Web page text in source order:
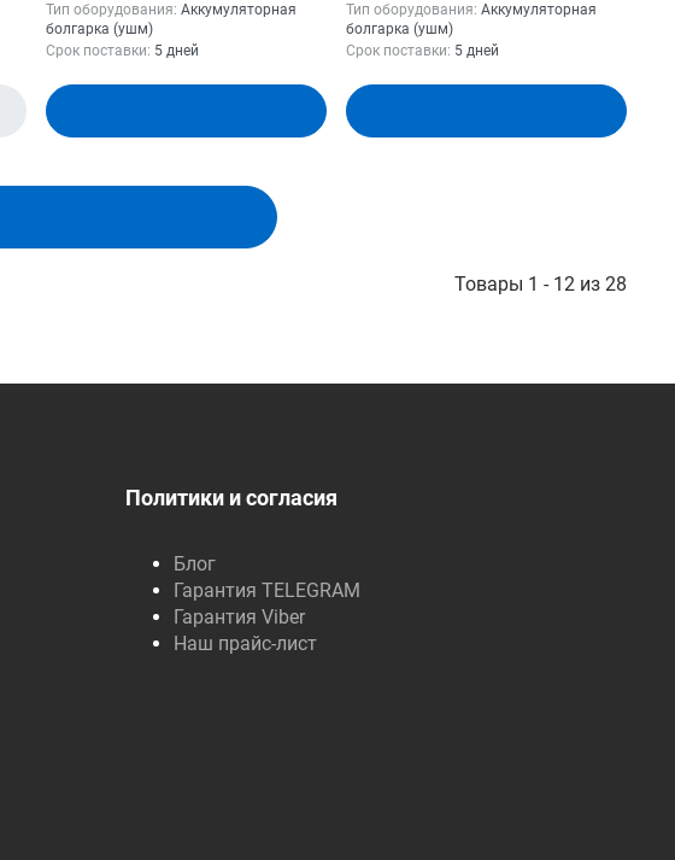
Тип оборудования: Аккумуляторная
болгарка (ушм)
Срок поставки: 5 дней
Тип оборудования: Аккумуляторная
болгарка (ушм)
Срок поставки: 5 дней
Товары 1 - 12 из 28
Политики и согласия
Блог
Гарантия TELEGRAM
Гарантия Viber
Наш прайс-лист